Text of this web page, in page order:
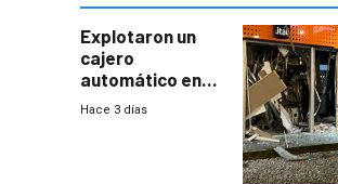
con mayor
miedo”
Explotaron un
cajero
automático en
Parque Miramar;
Hace 3 días